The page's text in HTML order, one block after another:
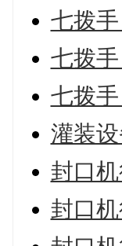
七拨
七拨
七拨
灌装
封口
封口